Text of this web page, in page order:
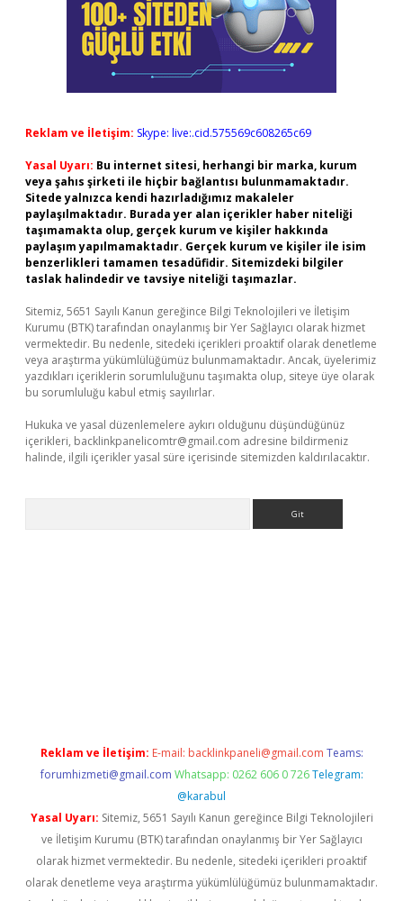
Reklam ve İletişim: Skype: live:.cid.575569c608265c69
Yasal Uyarı: Bu internet sitesi, herhangi bir marka, kurum
veya şahıs şirketi ile hiçbir bağlantısı bulunmamaktadır.
Sitede yalnızca kendi hazırladığımız makaleler
paylaşılmaktadır. Burada yer alan içerikler haber niteliği
taşımamakta olup, gerçek kurum ve kişiler hakkında
paylaşım yapılmamaktadır. Gerçek kurum ve kişiler ile isim
benzerlikleri tamamen tesadüfidir. Sitemizdeki bilgiler
taslak halindedir ve tavsiye niteliği taşımazlar.
Sitemiz, 5651 Sayılı Kanun gereğince Bilgi Teknolojileri ve İletişim
Kurumu (BTK) tarafından onaylanmış bir Yer Sağlayıcı olarak hizmet
vermektedir. Bu nedenle, sitedeki içerikleri proaktif olarak denetleme
veya araştırma yükümlülüğümüz bulunmamaktadır. Ancak, üyelerimiz
yazdıkları içeriklerin sorumluluğunu taşımakta olup, siteye üye olarak
bu sorumluluğu kabul etmiş sayılırlar.
Hukuka ve yasal düzenlemelere aykırı olduğunu düşündüğünüz
içerikleri, backlinkpanelicomtr@gmail.com adresine bildirmeniz
halinde, ilgili içerikler yasal süre içerisinde sitemizden kaldırılacaktır.
Reklam ve İletişim: E-mail: backlinkpaneli@gmail.com Teams:
forumhizmeti@gmail.com Whatsapp: 0262 606 0 726 Telegram:
@karabul
Yasal Uyarı: Sitemiz, 5651 Sayılı Kanun gereğince Bilgi Teknolojileri
ve İletişim Kurumu (BTK) tarafından onaylanmış bir Yer Sağlayıcı
olarak hizmet vermektedir. Bu nedenle, sitedeki içerikleri proaktif
olarak denetleme veya araştırma yükümlülüğümüz bulunmamaktadır.